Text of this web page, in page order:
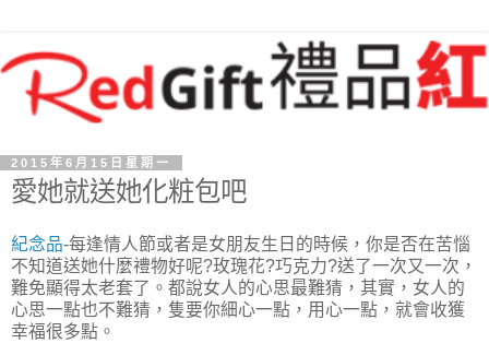
2015年6月15日星期一
愛她就送她化粧包吧
紀念品-每逢情人節或者是女朋友生日的時候，你是否在苦惱
不知道送她什麼禮物好呢?玫瑰花?巧克力?送了一次又一次，
難免顯得太老套了。都說女人的心思最難猜，其實，女人的
心思一點也不難猜，隻要你細心一點，用心一點，就會收獲
幸福很多點。